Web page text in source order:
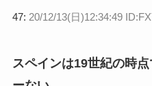
47: 20/12/13(日)12:34:49
スペインは19世紀の時